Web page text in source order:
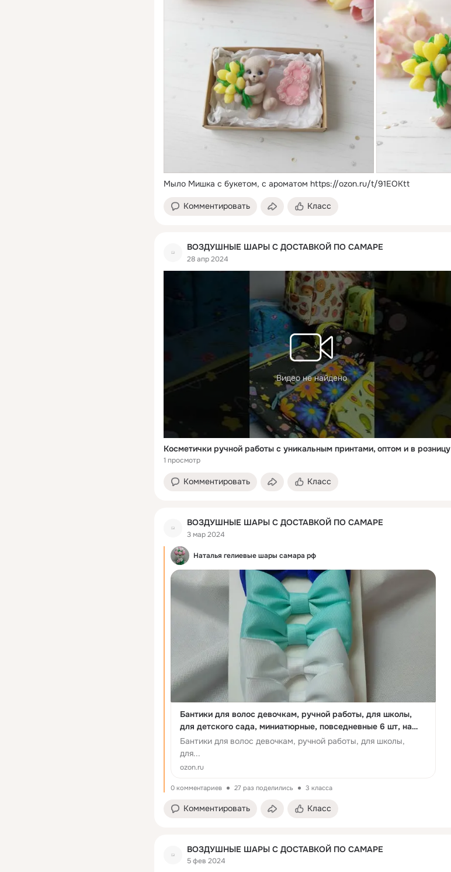
Мыло Мишка с букетом, с ароматом https://ozon.ru/t/91EOKtt
Комментировать Класс
ВОЗДУШНЫЕ ШАРЫ С ДОСТАВКОЙ ПО САМАРЕ
28 апр 2024
Видео не найдено
Косметички ручной работы с уникальным принтами, оптом и в розницу
1 просмотр
Комментировать Класс
ВОЗДУШНЫЕ ШАРЫ С ДОСТАВКОЙ ПО САМАРЕ
3 мар 2024
Наталья гелиевые шары самара рф
Бантики для волос девочкам, ручной работы, для школы,
для детского сада, миниатюрные, повседневные 6 шт, на
резиночках
Бантики для волос девочкам, ручной работы, для школы,
для...
ozon.ru
0 комментариев 27 раз поделились 3 класса
Комментировать Класс
ВОЗДУШНЫЕ ШАРЫ С ДОСТАВКОЙ ПО САМАРЕ
5 фев 2024